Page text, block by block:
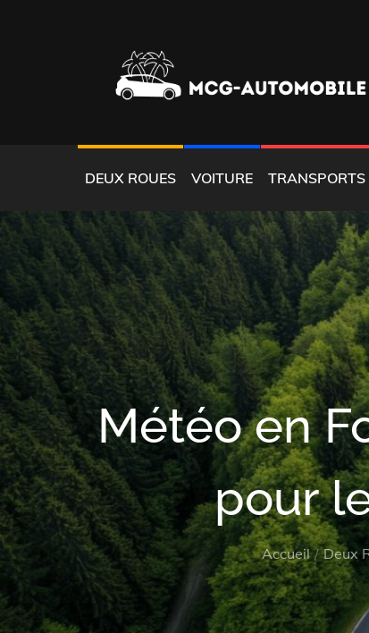
DEUX ROUES VOITURE TRANSPORTS
Météo en
pour
Accueil Deux